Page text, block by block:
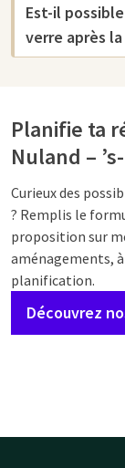
Est-il
verre après
Planifie ta
Nuland –
Curieux des
? Remplis le
proposition sur
aménagements,
planification.
Découvrez